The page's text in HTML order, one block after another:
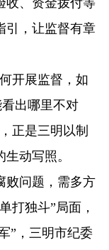
引，让监督有章
开展监督，如
出哪里不对
正是三明以制
动写照。
问题，需多方
打独斗”局面，
”，三明市纪委